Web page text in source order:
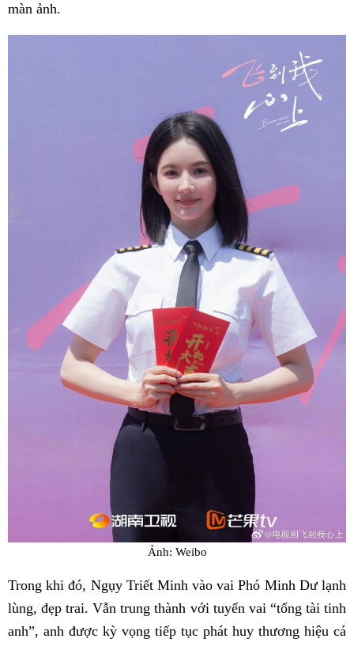
màn ảnh.
Ảnh: Weibo
Trong khi đó, Ngụy Triết Minh vào vai Phó Minh Dư lạnh
lùng, đẹp trai. Vẫn trung thành với tuyến vai “tổng tài tinh
anh”, anh được kỳ vọng tiếp tục phát huy thương hiệu cá